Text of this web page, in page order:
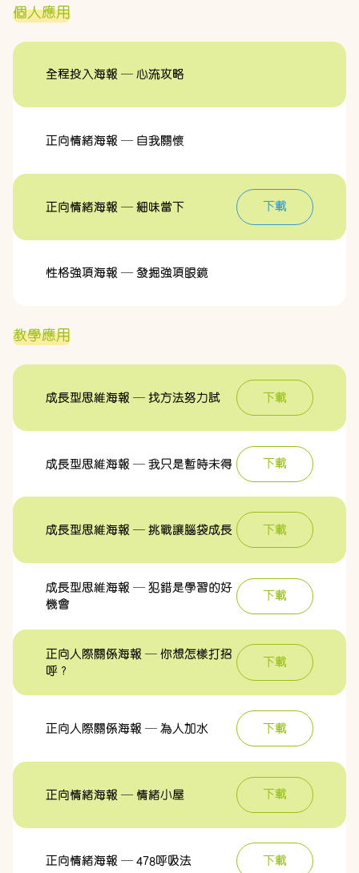
個人應用
全程投入海報 — 心流攻略
正向情緒海報 — 自我關懷
正向情緒海報 — 細味當下 下載
性格強項海報 — 發掘強項眼鏡
教學應用
成長型思維海報 — 找方法努力試 下載
成長型思維海報 — 我只是暫時未得 下載
成長型思維海報 — 挑戰讓腦袋成長 下載
成長型思維海報 — 犯錯是學習的好
機會
下載
正向人際關係海報 — 你想怎樣打招
呼？
下載
正向人際關係海報 — 為人加水 下載
正向情緒海報 — 情緒小屋 下載
正向情緒海報 — 478呼吸法 下載